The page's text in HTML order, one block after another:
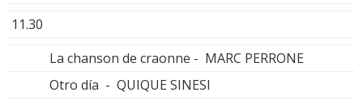
11.30
La chanson de craonne - MARC PERRONE
Otro día - QUIQUE SINESI